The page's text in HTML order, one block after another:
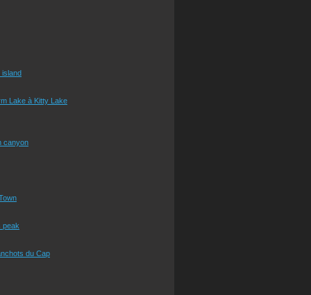
island
Lake à Kitty Lake
canyon
peak
du Cap